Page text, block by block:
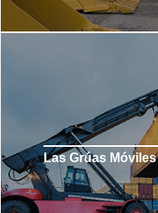
Las Grúas Móviles